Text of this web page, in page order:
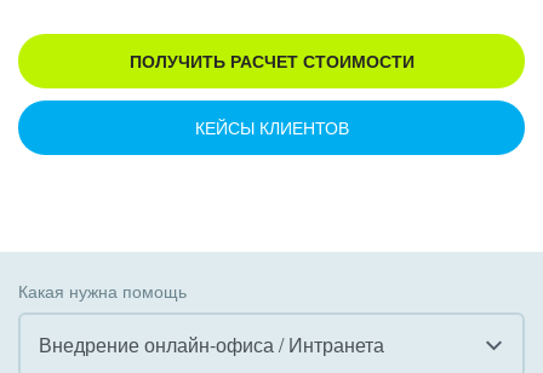
ПОЛУЧИТЬ РАСЧЕТ СТОИМОСТИ
КЕЙСЫ КЛИЕНТОВ
Какая нужна помощь
Внедрение онлайн-офиса / Интранета